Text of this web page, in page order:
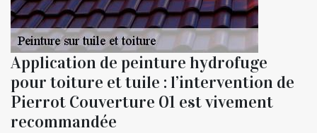
Application de peinture hydrofuge
pour toiture et tuile : l’intervention de
Pierrot Couverture 01 est vivement
recommandée